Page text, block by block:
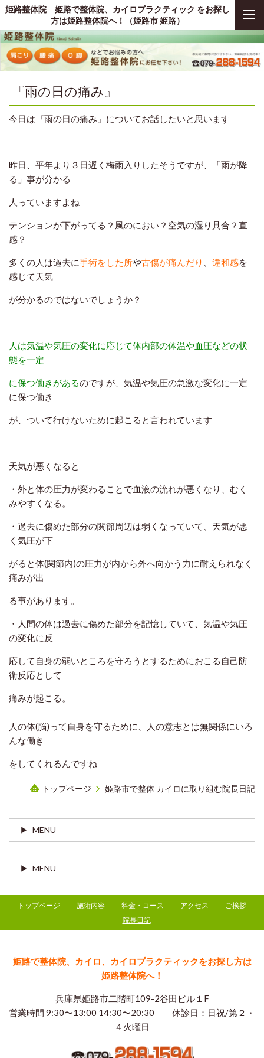
姫路整体院 姫路で整体院、カイロプラクティック をお探し
方は姫路整体院へ！（姫路市 姫路）
『雨の日の痛み』
今日は『雨の日の痛み』についてお話したいと思います
昨日、平年より３日遅く梅雨入りしたそうですが、「雨が降
る」事が分かる
人っていますよね
テンションが下がってる？風のにおい？空気の湿り具合？直
感？
多くの人は過去に手術をした所や古傷が痛んだり 違和感を
感じて天気
が分かるのではないでしょうか？
人は気温や気圧の変化に応じて体内部の体温や血圧などの状
態を一定
に保つ働き があるのですが、気温や気圧の急激な変化に一定
に保つ働き
が、ついて行けないために起こると言われています
天気が悪くなると
・外と体の圧力が変わることで血液の流れが悪くなり、むく
みやすくなる。
・過去に傷めた部分の関節周辺は弱くなっていて、天気が悪
く気圧が下
がると体(関節内)の圧力が内から外へ向かう力に耐えられなく
痛みが出
る事があります。
・人間の体は過去に傷めた部分を記憶していて、気温や気圧
の変化に反
応して自身の弱いところを守ろうとするためにおこる自己防
衛反応として
痛みが起こる。
人の体(脳)って自身を守るために、人の意志とは無関係にいろ
んな働き
をしてくれるんですね
トップページ 姫路市で整体 カイロに取り組む院長日記
MENU
MENU
トップページ 施術内容 料金・コース アクセス
ご挨拶
院長日記
姫路で整体院、カイロ、カイロプラクティックをお探し方は
姫路整体院へ！
兵庫県姫路市二階町109-2谷田ビル１F
営業時間 9:30〜13:00 14:30〜20:30 休診日：日祝/第２・
４火曜日